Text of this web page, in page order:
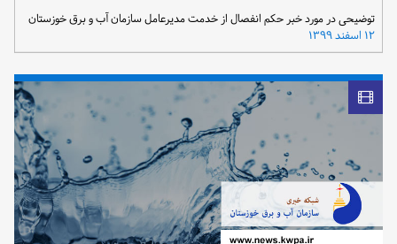
توضیحی در مورد خبر حکم انفصال از خدمت مدیرعامل سازمان آب و برق خوزستان
۱۲ اسفند ۱۳۹۹